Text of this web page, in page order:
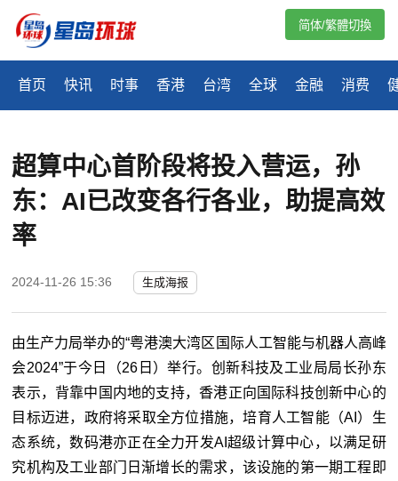
首页 快讯 时事 香港 台湾 全球 金融 消费
简体/繁體切換
超算中心首阶段将投入营运，孙
东：AI已改变各行各业，助提高效
率
2024-11-26 15:36 生成海报
由生产力局举办的“粤港澳大湾区国际人工智能与机器人高峰
会2024”于今日（26日）举行。创新科技及工业局局长孙东
表示，背靠中国内地的支持，香港正向国际科技创新中心的
目标迈进，政府将采取全方位措施，培育人工智能（AI）生
态系统，数码港亦正在全力开发AI超级计算中心，以满足研
究机构及工业部门日渐增长的需求，该设施的第一期工程即